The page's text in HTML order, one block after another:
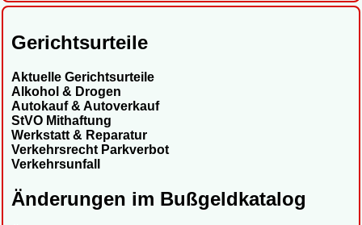
Gerichtsurteile
Aktuelle Gerichtsurteile
Alkohol & Drogen
Autokauf & Autoverkauf
StVO Mithaftung
Werkstatt & Reparatur
Verkehrsrecht Parkverbot
Verkehrsunfall
Änderungen im Bußgeldkatalog